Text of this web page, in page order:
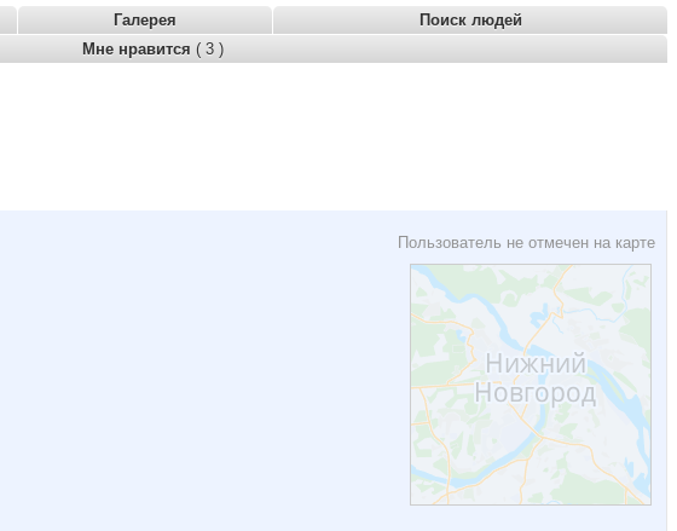
Галерея
Поиск людей
Мне нравится ( 3 )
Пользователь не отмечен на карте